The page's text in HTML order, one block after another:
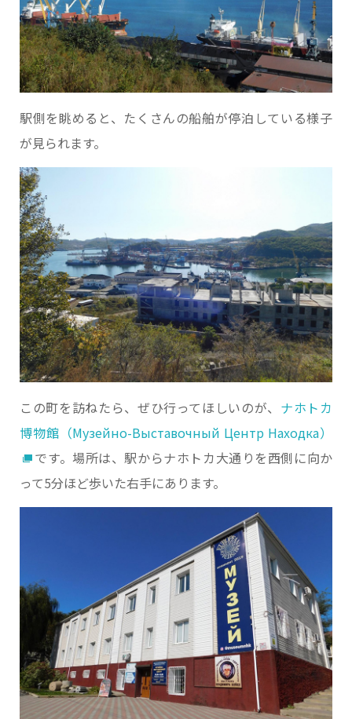
駅側を眺めると、たくさんの船舶が停泊している様子
が見られます。
この町を訪ねたら、ぜひ行ってほしいのが、 ナホトカ
博物館（Музейно-Выставочный Центр Находка）
です。場所は、駅からナホトカ大通りを西側に向か
って5分ほど歩いた右手にあります。